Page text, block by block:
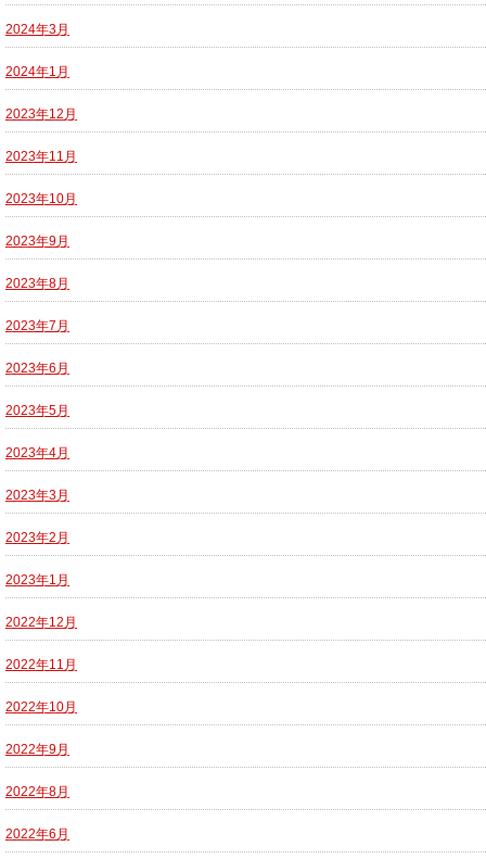
2024年3月
2024年1月
2023年12月
2023年11月
2023年10月
2023年9月
2023年8月
2023年7月
2023年6月
2023年5月
2023年4月
2023年3月
2023年2月
2023年1月
2022年12月
2022年11月
2022年10月
2022年9月
2022年8月
2022年6月